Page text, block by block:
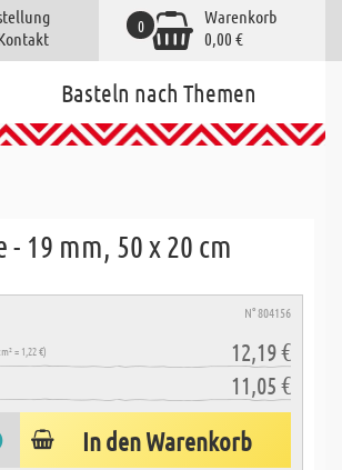
Warenkorb
0,00 €
0
Basteln nach Themen
19 mm, 50 x 20 cm
N° 804156
= 1,22 €) 12,19 €
11,05 €
In den Warenkorb